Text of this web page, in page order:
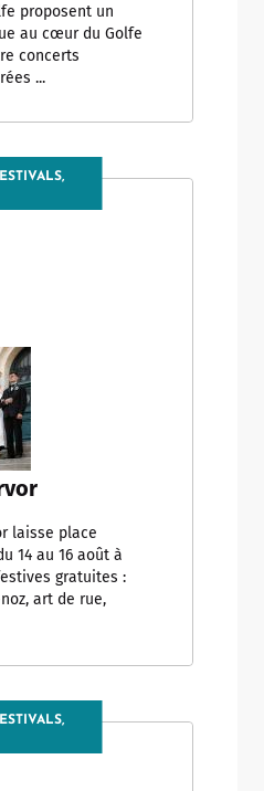
proposent un
au cœur du Golfe
concerts
...
laisse place
14 au 16 août à
gratuites :
art de rue,